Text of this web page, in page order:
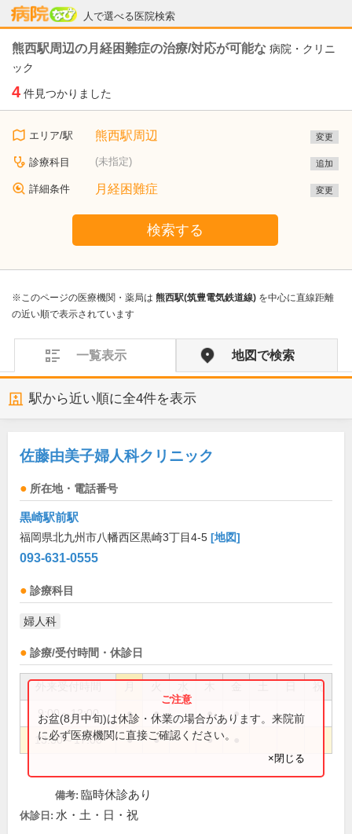
人で選べる医院検索
病院なび
熊西駅周辺の月経困難症の治療/対応が可能な 病院・クリニ
ック
4 件見つかりました
エリア/駅 熊西駅周辺 変更
診療科目 (未指定) 追加
詳細条件 月経困難症 変更
検索する
※このページの医療機関・薬局は 熊西駅(筑豊電気鉄道線) を中心に直線距離
の近い順で表示されています
一覧表示 地図で検索
駅から近い順に全4件を表示
佐藤由美子婦人科クリニック
所在地・電話番号
黒崎駅前駅
福岡県北九州市八幡西区黒崎3丁目4-5 [地図]
093-631-0555
診療科目
婦人科
診療/受付時間・休診日
祝
9:00～12:00 ● ● ● ●
13:30～17:00 ● ● ●
お盆(8月中旬)は休診・休業の場合があります。来院前
に必ず医療機関に直接ご確認ください。
×閉じる
備考: 臨時休診あり
休診日: 水・土・日・祝